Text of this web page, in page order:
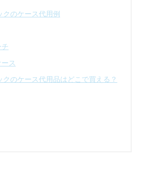
クのケース代用例
ス
クのケース代用品はどこで買える？